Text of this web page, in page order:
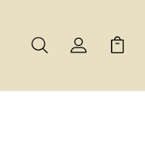
BuscarMi Cuenta
Mi